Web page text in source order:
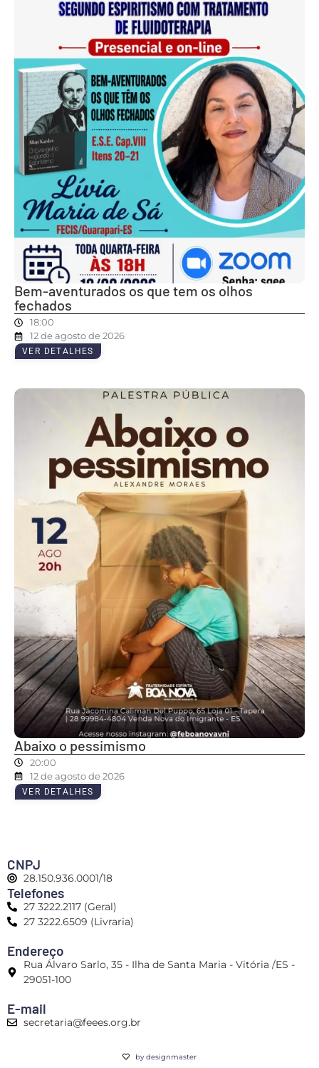
Bem-aventurados os que tem os olhos
fechados
18:00
12 de agosto de 2026
VER DETALHES
Abaixo o pessimismo
20:00
12 de agosto de 2026
VER DETALHES
CNPJ
28.150.936.0001/18
Telefones
27 3222.2117 (Geral)
27 3222.6509 (Livraria)
Endereço
Rua Álvaro Sarlo, 35 - Ilha de Santa Maria - Vitória /ES -
29051-100
E-mail
secretaria@feees.org.br
by designmaster